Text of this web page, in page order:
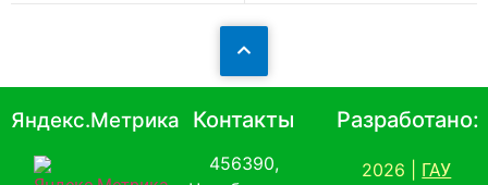
Яндекс.Метрика Контакты
456390,
Разработано:
2026 | ГАУ